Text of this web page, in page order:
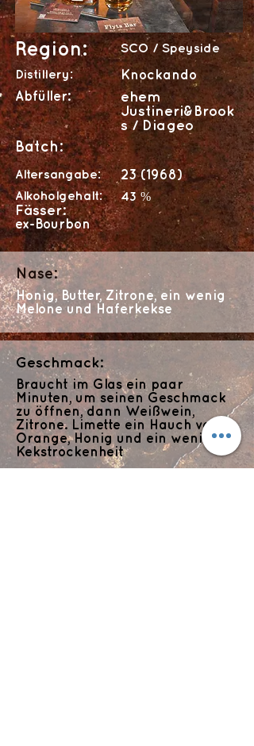
Region:
Distillery:
Abfüller:
Batch:
SCO / Speyside
Knockando
ehem
Justineri&Brook
s / Diageo
Altersangabe: 23 (1968)
Alkoholgehalt: 43 %
Fässer:
ex-Bourbon
Nase:
Honig, Butter, Zitrone, ein wenig
Melone und Haferkekse
Geschmack:
Braucht im Glas ein paar
Minuten, um seinen Geschmack
zu öffnen, dann Weißwein,
Zitrone. Limette ein Hauch von
Orange, Honig und ein wenig
Kekstrockenheit